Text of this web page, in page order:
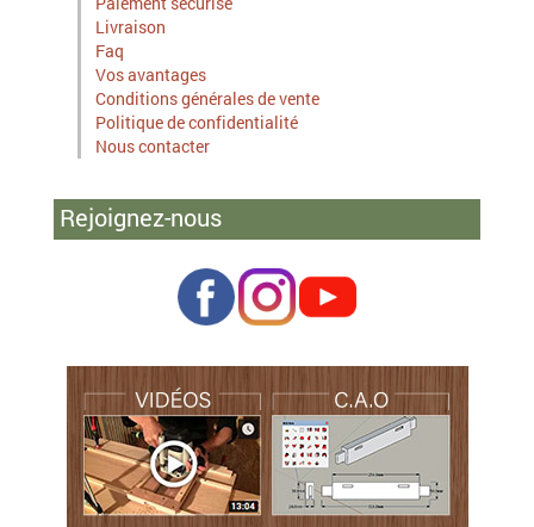
Livraison
Faq
Vos avantages
Conditions générales de vente
Politique de confidentialité
Nous contacter
Rejoignez-nous